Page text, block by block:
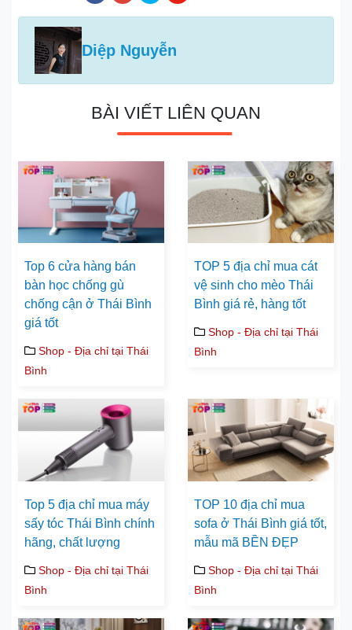
Diệp Nguyễn
BÀI VIẾT LIÊN QUAN
Top 6 cửa hàng bán
bàn học chống gù
chống cận ở Thái Bình
giá tốt
Shop - Địa chỉ tại Thái
Bình
TOP 5 địa chỉ mua cát
vệ sinh cho mèo Thái
Bình giá rẻ, hàng tốt
Shop - Địa chỉ tại Thái
Bình
Top 5 địa chỉ mua máy
sấy tóc Thái Bình chính
hãng, chất lượng
Shop - Địa chỉ tại Thái
Bình
TOP 10 địa chỉ mua
sofa ở Thái Bình giá tốt,
mẫu mã BỀN ĐẸP
Shop - Địa chỉ tại Thái
Bình